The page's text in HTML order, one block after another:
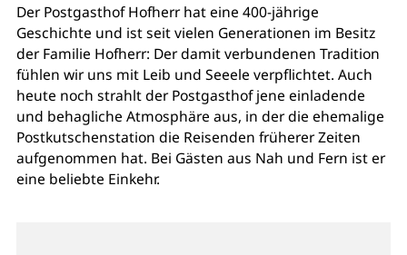
Der Postgasthof Hofherr hat eine 400-jährige
Geschichte und ist seit vielen Generationen im Besitz
der Familie Hofherr: Der damit verbundenen Tradition
fühlen wir uns mit Leib und Seeele verpflichtet. Auch
heute noch strahlt der Postgasthof jene einladende
und behagliche Atmosphäre aus, in der die ehemalige
Postkutschenstation die Reisenden früherer Zeiten
aufgenommen hat. Bei Gästen aus Nah und Fern ist er
eine beliebte Einkehr.